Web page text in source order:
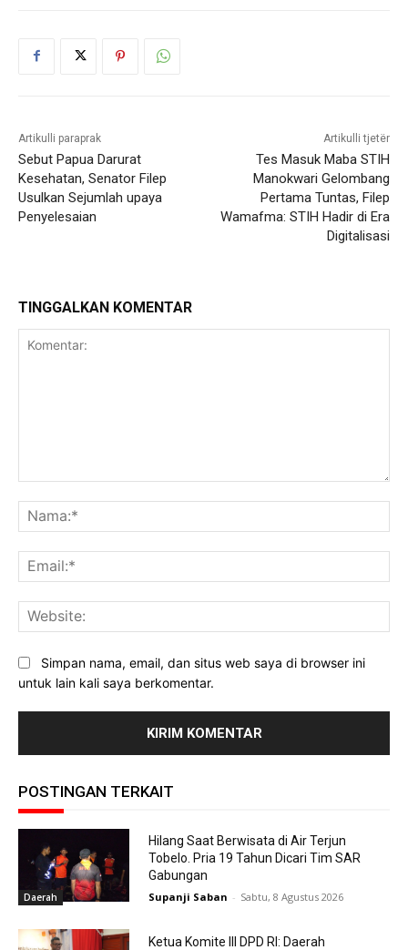
Artikulli paraprak
Sebut Papua Darurat
Kesehatan, Senator Filep
Usulkan Sejumlah upaya
Penyelesaian
Artikulli tjetër
Tes Masuk Maba STIH
Manokwari Gelombang
Pertama Tuntas, Filep
Wamafma: STIH Hadir di Era
Digitalisasi
TINGGALKAN KOMENTAR
Simpan nama, email, dan situs web saya di browser ini
untuk lain kali saya berkomentar.
POSTINGAN TERKAIT
Daerah
Hilang Saat Berwisata di Air Terjun
Tobelo. Pria 19 Tahun Dicari Tim SAR
Gabungan
Supanji Saban - Sabtu, 8 Agustus 2026
Ketua Komite III DPD RI: Daerah